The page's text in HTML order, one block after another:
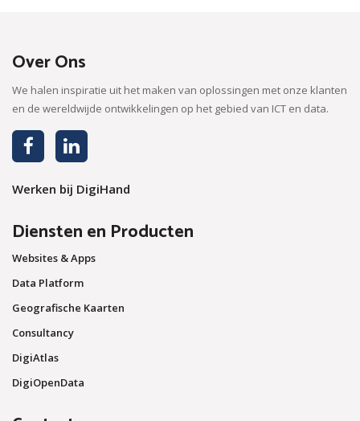
Over Ons
We halen inspiratie uit het maken van oplossingen met onze klanten
en de wereldwijde ontwikkelingen op het gebied van ICT en data.
Werken bij DigiHand
Diensten en Producten
Websites & Apps
Data Platform
Geografische Kaarten
Consultancy
DigiAtlas
DigiOpenData